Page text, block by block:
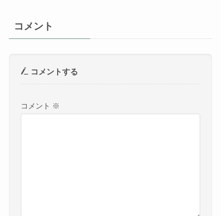
コメント
コメントする
コメント ※